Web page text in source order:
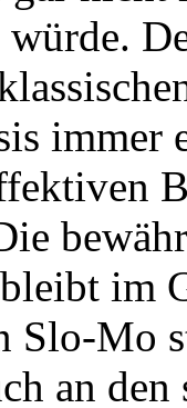
immer
im
Slo-Mo
an